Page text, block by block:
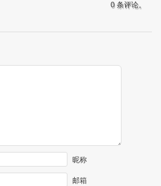
0 条评论。
昵称
邮箱